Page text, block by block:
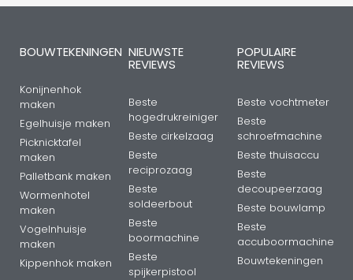
BOUWTEKENINGEN
Konijnenhok
maken
Egelhuisje maken
Picknicktafel
maken
Palletbank maken
Wormenhotel
maken
Vogelnhuisje
maken
Kippenhok maken
NIEUWSTE
REVIEWS
Beste
hogedrukreiniger
Beste cirkelzaag
Beste
reciprozaag
Beste
soldeerbout
Beste
boormachine
Beste
spijkerpistool
POPULAIRE
REVIEWS
Beste vochtmeter
Beste
schroefmachine
Beste thuisaccu
Beste
decoupeerzaag
Beste bouwlamp
Beste
accuboormachine
Bouwtekeningen